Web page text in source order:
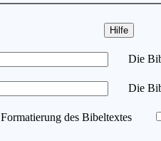
Die
Die
Formatierung des Bibeltextes